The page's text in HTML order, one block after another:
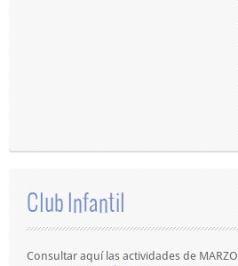
Club Infantil
Consultar aquí las actividades de MARZO